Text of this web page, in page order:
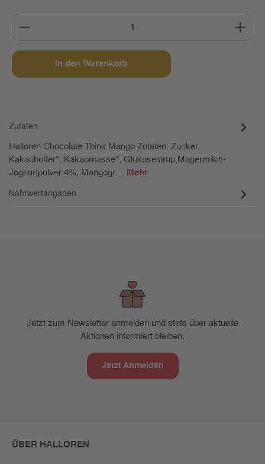
Produkt Anzahl: Gib den gewünschten Wert ein
In den Warenkorb
Zutaten
Halloren Chocolate Thins Mango Zutaten: Zucker,
Kakaobutter*, Kakaomasse*, Glukosesirup,Magermilch-
Joghurtpulver 4%, Mangogr…
Mehr
Nährwertangaben
Jetzt zum Newsletter anmelden und stets über aktuelle
Aktionen informiert bleiben.
Jetzt Anmelden
ÜBER HALLOREN